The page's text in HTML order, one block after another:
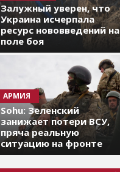
Залужный уверен, что
Украина исчерпала
ресурс нововведений на
поле боя
АРМИЯ
Sohu: Зеленский
занижает потери ВСУ,
пряча реальную
ситуацию на фронте